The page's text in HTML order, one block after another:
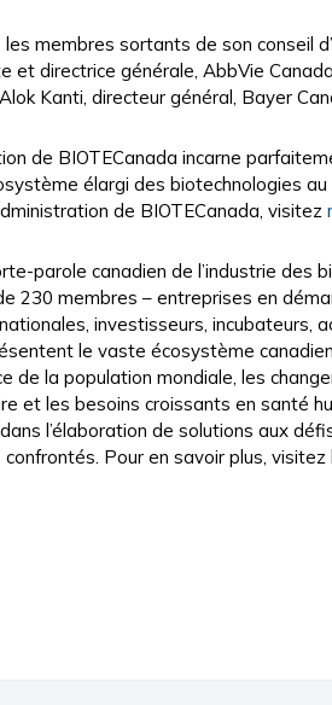
les membres sortants de son conseil
et directrice générale, AbbVie
Kanti, directeur général, Bayer
de BIOTECanada incarne
élargi des biotechnologies
de BIOTECanada, visitez
parole canadien de l’industrie des
230 membres – entreprises en
investisseurs, incubateurs,
le vaste écosystème
de la population mondiale, les
et les besoins croissants en santé
l’élaboration de solutions aux
Pour en savoir plus, visitez